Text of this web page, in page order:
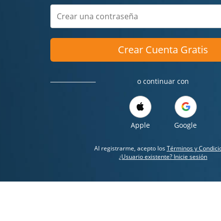
Crear Cuenta Gratis
o continuar con
Apple Google
Al registrarme, acepto losTérminos y
¿Usuario existente? Inicie sesión